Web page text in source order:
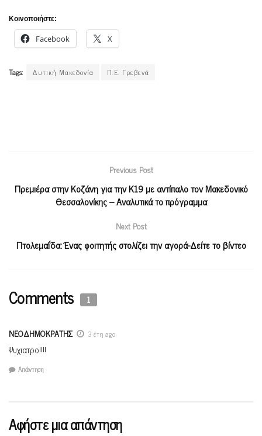
Κοινοποιήστε:
Facebook X
Tags: Δυτική Μακεδονία Π.Ε. Γρεβενά
Previous Post
Πρεμιέρα στην Κοζάνη για την Κ19 με αντίπαλο τον Μακεδονικό
Θεσσαλονίκης – Αναλυτικά το πρόγραμμα
Next Post
Πτολεμαΐδα: Ένας φοιτητής στολίζει την αγορά-Δείτε το βίντεο
Comments 1
ΝΕΟΔΗΜΟΚΡΑΤΗΣ 3 έτη ago
Ψυχιατρο!!!!
Απάντηση
Αφήστε μια απάντηση